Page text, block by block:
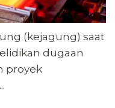
(kejagung) saat
dugaan
proyek